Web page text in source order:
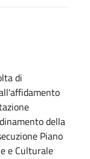
di
della
Piano
e Culturale